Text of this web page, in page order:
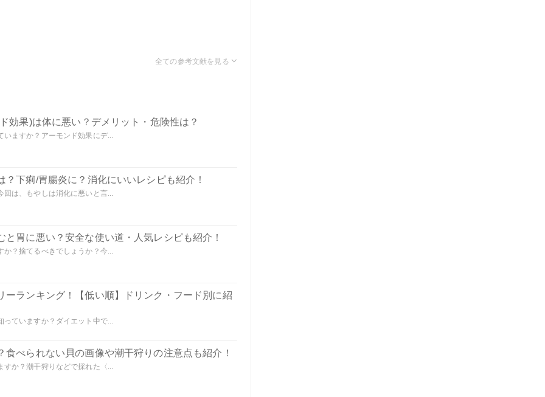
効果)は体に悪い？デメリット・危険性は？
ますか？アーモンド効果にデ...
下痢/胃腸炎に？消化にいいレシピも紹介！
は、もやしは消化に悪いと言...
胃に悪い？安全な使い道・人気レシピも紹介！
？捨てるべきでしょうか？今...
ーランキング！【低い順】ドリンク・フード別に紹
ていますか？ダイエット中で...
食べられない貝の画像や潮干狩りの注意点も紹介！
か？潮干狩りなどで採れた〈...